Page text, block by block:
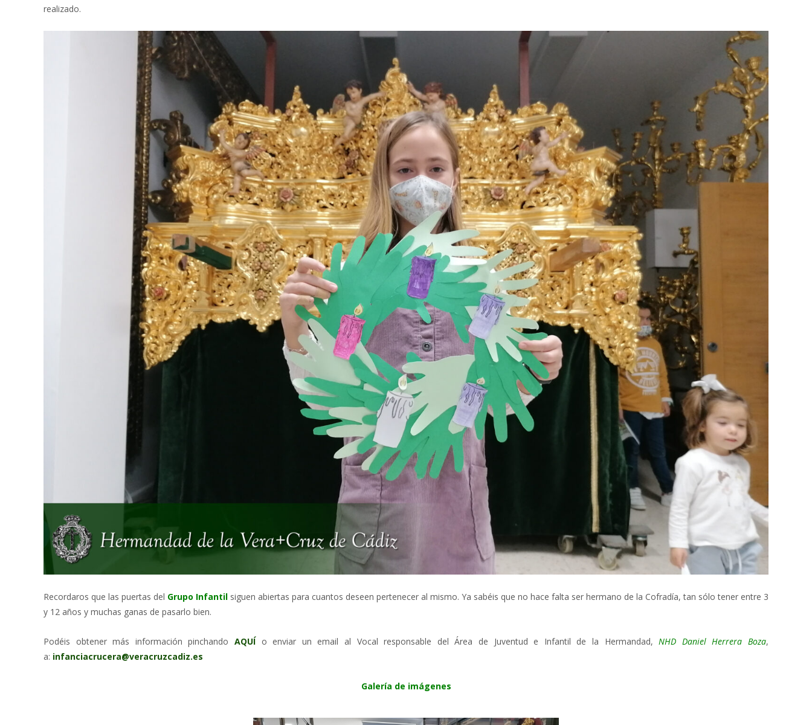
realizado.
Recordaros que las puertas del Grupo Infantil siguen abiertas para cuantos deseen pertenecer al mismo. Ya sabéis que no hace falta ser hermano de la Cofradía, tan sólo tener entre 3
y 12 años y muchas ganas de pasarlo bien.
Podéis obtener más información pinchando AQUÍo enviar un email al Vocal responsable del Área de Juventud e Infantil de la Hermandad,NHD Daniel Herrera Boza,
a: infanciacrucera@veracruzcadiz.es
Galería de imágenes